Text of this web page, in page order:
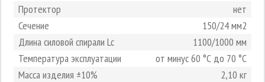
Протектор
нет
Сечение
150/24 мм2
Длина силовой спирали Lc
1100/1000 мм
Температура эксплуатации
от минус 60 °С до 70 °С
Масса изделия ±10%
2,10 кг